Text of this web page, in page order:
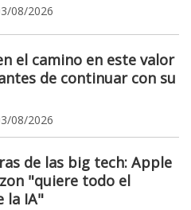
08/2026
el camino en este valor
de continuar con su
08/2026
de las big tech: Apple
"quiere todo el
la IA"